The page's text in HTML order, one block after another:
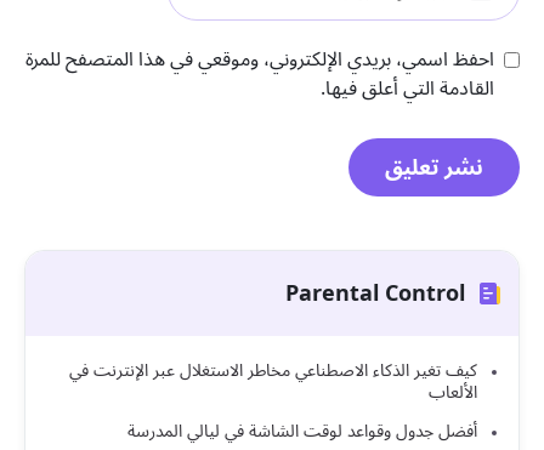
احفظ اسمي، بريدي الإلكتروني، وموقعي في هذا المتصفح للمرة
القادمة التي أعلق فيها.
Parental Control
كيف تغير الذكاء الاصطناعي مخاطر الاستغلال عبر الإنترنت في
الألعاب
أفضل جدول وقواعد لوقت الشاشة في ليالي المدرسة